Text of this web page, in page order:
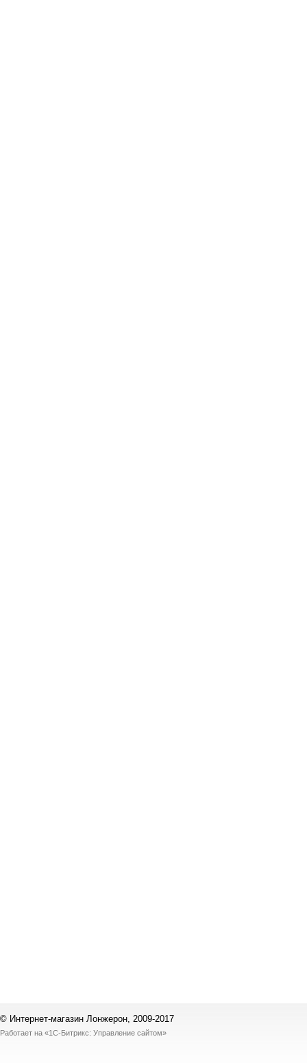
© Интернет-магазин Лонжерон, 2009-2017
Работает на «1С-Битрикс: Управление сайтом»